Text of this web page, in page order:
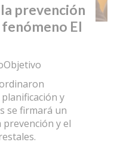
prevención
El
y
se firmará un
y el